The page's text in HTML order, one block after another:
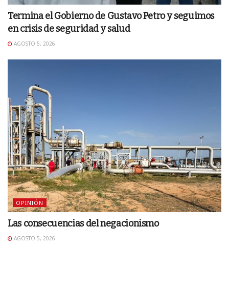
Termina el Gobierno de Gustavo Petro y seguimos
en crisis de seguridad y salud
AGOSTO 5, 2026
OPINIÓN
Las consecuencias del negacionismo
AGOSTO 5, 2026